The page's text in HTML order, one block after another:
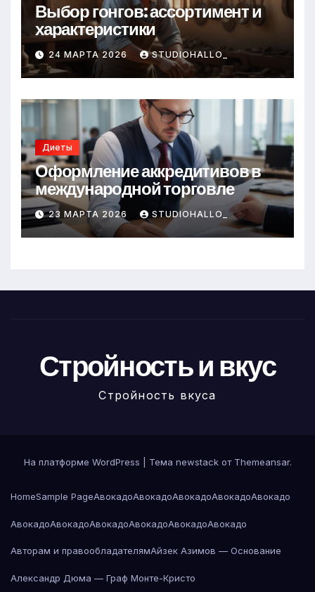
Выбор гонгов: ассортимент и
характеристики
24 МАРТА 2026 STUDIOHALLO_
Диеты
Оформление аккредитивов в
международной торговле
23 МАРТА 2026 STUDIOHALLO_
Стройность и вкус
Стройность вкуса
На платформе WordPress Тема newstack от Themeansar.
HomeSample PageАвокадоАвокадоАвокадоАвокадоАвокадо
АвокадоАвокадоАвокадоАвокадоАвокадоАвокадо
Авторам и правообладателямАйзек Азимов — Основание
Александр Дюма — Граф Монте-Кристо